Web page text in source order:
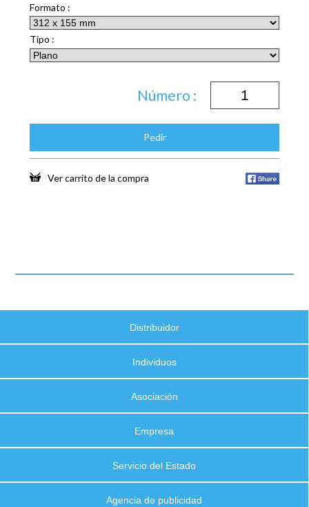
Formato :
Tipo :
Número :
Pedir
Ver carrito de la compra
Distribuidor
Individuos
Asociación
Empresa
Servicio del Estado
Agencia de publicidad